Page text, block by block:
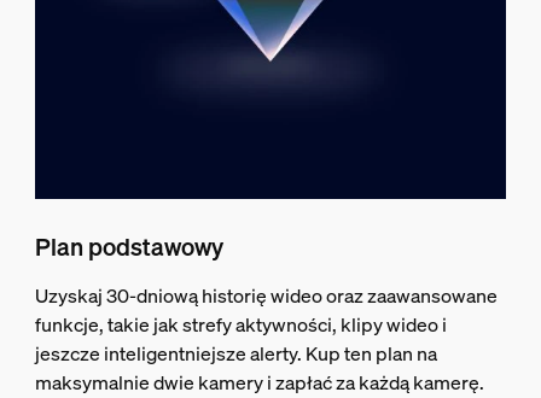
Plan podstawowy
Uzyskaj 30-dniową historię wideo oraz zaawansowane
funkcje, takie jak strefy aktywności, klipy wideo i
jeszcze inteligentniejsze alerty. Kup ten plan na
maksymalnie dwie kamery i zapłać za każdą kamerę.